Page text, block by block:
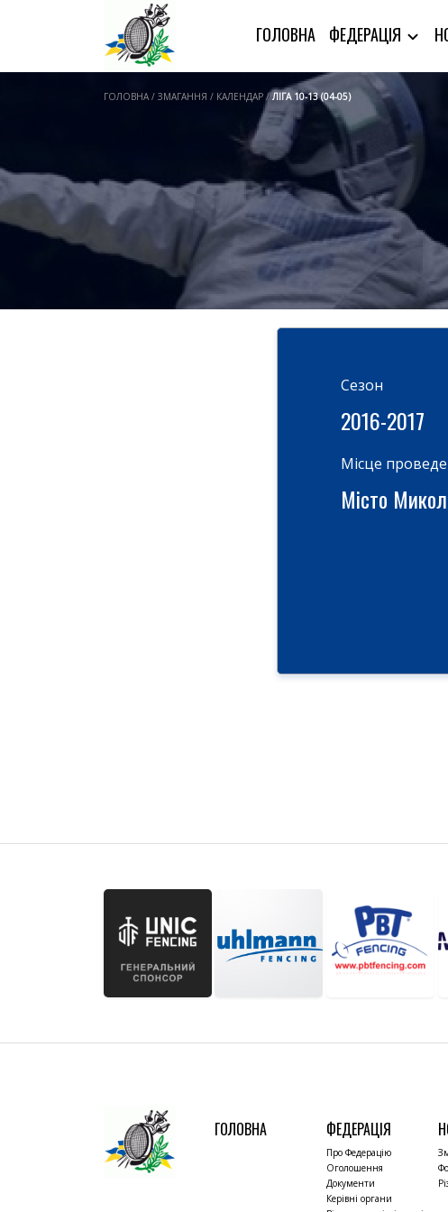
ГОЛОВНА ФЕДЕРАЦІЯ
ГОЛОВНА / ЗМАГАННЯ / КАЛЕНДАР / ЛІГА 10-13 (04-05)
Cезон
2016-2017
Місце
Місто
ГОЛОВНА ФЕДЕРАЦІЯ
Про Федерацію
Оголошення
Документи
Керівні органи